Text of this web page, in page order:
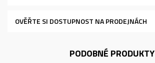
OVĚŘTE SI DOSTUPNOST NA PRODEJNÁCH
PODOBNÉ PRODUKTY